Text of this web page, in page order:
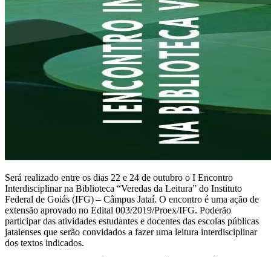
Será realizado entre os dias 22 e 24 de outubro o I Encontro
Interdisciplinar na Biblioteca “Veredas da Leitura” do Instituto
Federal de Goiás (IFG) – Câmpus Jataí. O encontro é uma ação de
extensão aprovado no Edital 003/2019/Proex/IFG. Poderão
participar das atividades estudantes e docentes das escolas públicas
jataienses que serão convidados a fazer uma leitura interdisciplinar
dos textos indicados.